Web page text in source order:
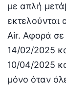
με απλή
εκτελούνται
Air. Αφορά
14/02/2025
10/04/2025
μόνο όταν